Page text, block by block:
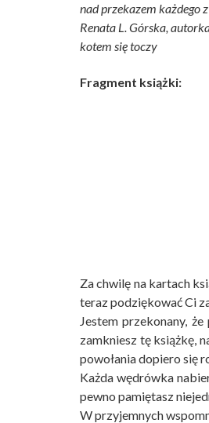
nad przekazem każdego
Renata L. Górska,
kotem się toczy
Fragment książki:
Za chwilę na kartach
teraz podziękować Ci
Jestem przekonany,
zamkniesz tę książkę,
powołania dopiero się
Każda wędrówka
pewno pamiętasz
W przyjemnych